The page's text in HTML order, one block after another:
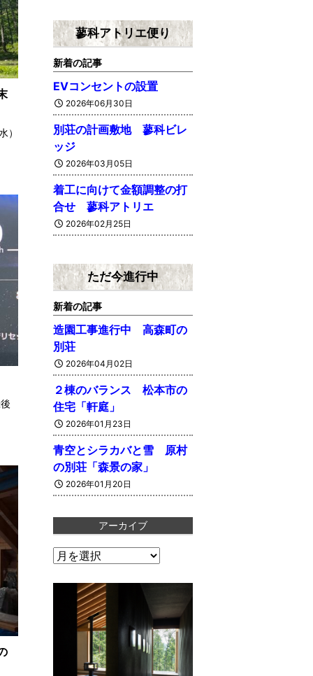
）
蓼科アトリエ便り
新着の記事
EVコンセントの設置
2026年06月30日
別荘の計画敷地 蓼科ビレ
ッジ
2026年03月05日
着工に向けて金額調整の打
合せ 蓼科アトリエ
2026年02月25日
ただ今進行中
新着の記事
造園工事進行中 高森町の
別荘
2026年04月02日
２棟のバランス 松本市の
住宅「軒庭」
2026年01月23日
青空とシラカバと雪 原村
の別荘「森景の家」
2026年01月20日
アーカイブ
ア
ー